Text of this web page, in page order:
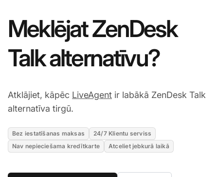
Meklējat ZenDesk
Talk alternatīvu?
Atklājiet, kāpēc LiveAgent ir labākā ZenDesk Talk
alternatīva tirgū.
Bez iestatīšanas maksas
24/7 Klientu serviss
Nav nepieciešama kredītkarte
Atceliet jebkurā laikā